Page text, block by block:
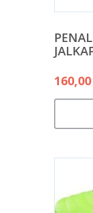
160,00